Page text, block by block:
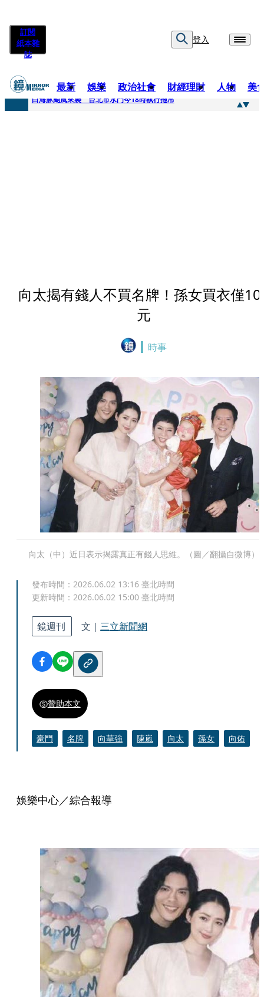
訂閱
紙本雜
誌
登入
最新 娛樂 政治社會 財經理財 人物 美
快訊
白海豚颱風來襲 台北市水門今18時執行拖吊
向太揭有錢人不買名牌！孫女買衣僅
元
時事
向太（中）近日表示揭露真正有錢人思維。（圖／翻攝自微博）
發布時間： 2026.06.02 13:16 臺北時間
更新時間： 2026.06.02 15:00 臺北時間
鏡週刊 文｜ 三立新聞網
贊助本文
豪門 名牌 向華強 陳嵐 向太 孫女 向佑
娛樂中心／綜合報導